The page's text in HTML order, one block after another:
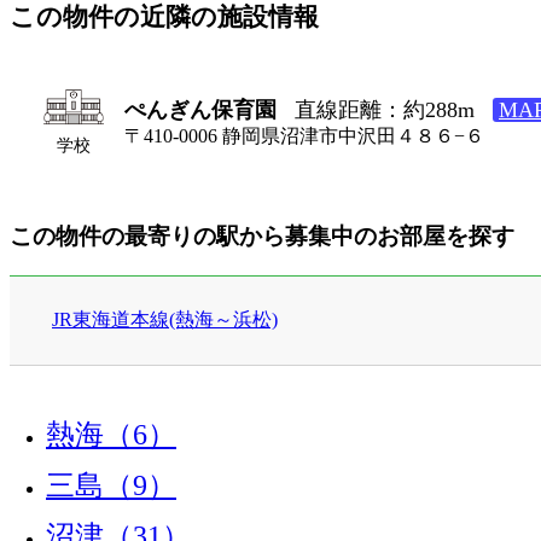
この物件の近隣の施設情報
学校
ぺんぎん保育園 直線距離：約288m
〒410-0006 静岡県沼津市中沢田４８６−６
この物件の最寄りの駅から募集中のお部屋を探す
JR東海道本線(熱海～浜松)
熱海（6）
三島（9）